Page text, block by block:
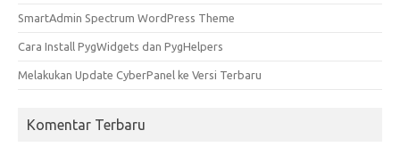
SmartAdmin Spectrum WordPress Theme
Cara Install PygWidgets dan PygHelpers
Melakukan Update CyberPanel ke Versi Terbaru
Komentar Terbaru